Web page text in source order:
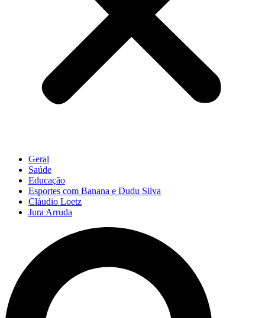
Geral
Saúde
Educação
Esportes com Banana e Dudu Silva
Cláudio Loetz
Jura Arruda